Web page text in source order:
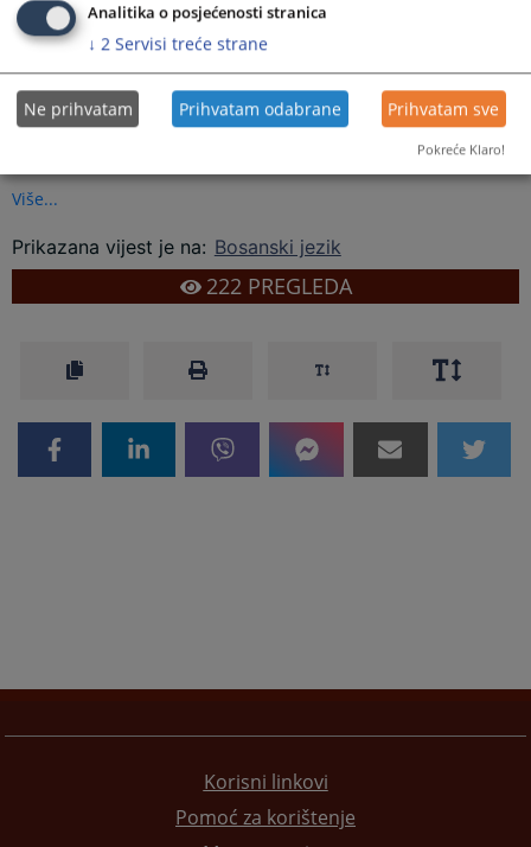
Više...
Prikazana vijest je na: Bosanski jezik
222PREGLEDA
Korisni linkovi
Pomoć za korištenje
Analitika o posjećenosti stranica
↓ 2 Servisi treće strane
Ne prihvatam Prihvatam odabrane Prihvatam sve
Pokreće Klaro!